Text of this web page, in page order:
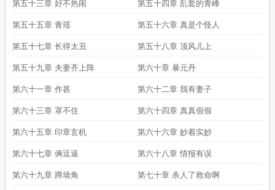
第五十三章 好不热闹 第五十四章 乱套的青峰
第五十五章 青瑶 第五十六章 真是个怪人
第五十七章 长得太丑 第五十八章 顶风儿上
第五十九章 夫妻齐上阵 第六十章 暴元丹
第六十一章 作甚 第六十二章 我有妻子
第六十三章 罩不住 第六十四章 真真假假
第六十五章 印章玄机 第六十六章 妙着实妙
第六十七章 俩逗逼 第六十八章 情报有误
第六十九章 蹲墙角 第七十章 杀人了救命啊